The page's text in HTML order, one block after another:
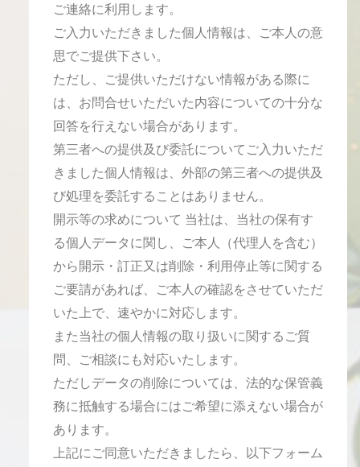
ご連絡に利用します。
ご入力いただきました個人情報は、ご本人の意
思でご提供下さい。
ただし、ご提供いただけない情報がある際に
は、お問合せいただいた内容についての十分な
回答を行えない場合があります。
第三者への提供及び委託についてご入力いただ
きました個人情報は、外部の第三者への提供及
び処理を委託することはありません。
開示等の求めについて 当社は、当社の保有す
る個人データに関し、ご本人（代理人を含む）
から開示・訂正又は削除・利用停止等に関する
ご要請があれば、ご本人の確認をさせていただ
いた上で、速やかに対応します。
また当社の個人情報の取り扱いに関するご質
問、ご相談にも対応いたします。
ただしデータの削除については、法的な保管義
務に抵触する場合にはご希望に添えない場合が
あります。
上記にご同意いただきましたら、以下フォーム